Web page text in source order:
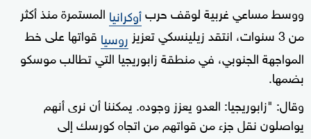
ووسط مساعي غربية لوقف حربأوكرانيا المستمرة منذ أكثر
من 3 سنوات، انتقد زيلينسكي تعزيز
روسيا قواتها على خط
المواجهة الجنوبي، في منطقة زابوريجيا التي تطالب موسكو
بضمها.
وقال: "زابوريجيا: العدو يعزز وجوده. يمكننا أن نرى أنهم
يواصلون نقل جزء من قواتهم من اتجاه كورسك إلى